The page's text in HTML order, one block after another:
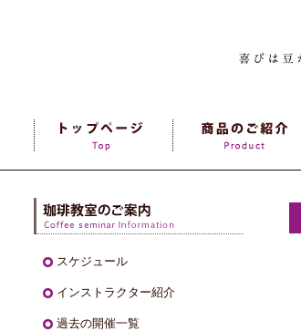
スケジュール
インストラクター紹介
過去の開催一覧